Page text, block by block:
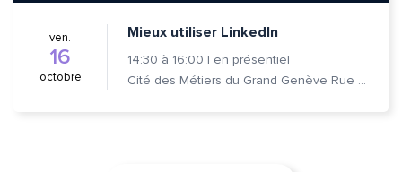
ven.
16
octobre
Mieux utiliser LinkedIn
14:30 à 16:00 | en présentiel
Cité des Métiers du Grand Genève Rue Prévost-Martin 6 1205 Genève